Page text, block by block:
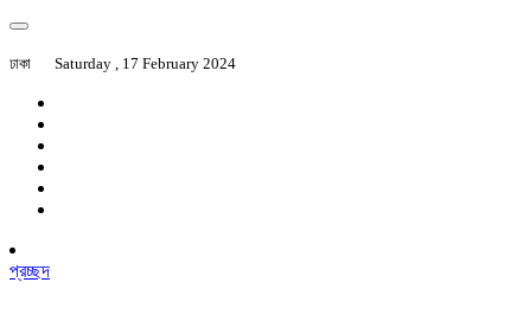
ঢাকা Saturday , 17 February 2024
প্রচ্ছদ